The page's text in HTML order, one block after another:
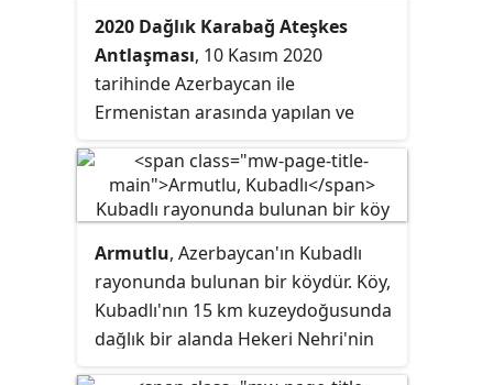
yer alan topraklardır. Günümüzde
eski Dağlık Karabağ Özerk
Oblastı'nın bir bölümünü içeren
Kelbecer rayonu dışında tüm
rayonlar, Azerbaycan Sovyet
Sosyalist Cumhuriyeti'nin eski
rayonlarıyla aynıdır.
2020 Dağlık Karabağ Ateşkes
Antlaşması, 10 Kasım 2020
tarihinde Azerbaycan ile
Ermenistan arasında yapılan ve
erdiren bir ateşkes antlaşmasıdır.
Antlaşma, Ermenistan'ın teslim
olduğunu duyurmasının ardından 9
Kasım'da Azerbaycan
cumhurbaşkanı İlham Aliyev,
Ermenistan başbakanı Nikol
Paşinyan ve Rusya Devlet Başkanı
Vladimir Putin tarafından imzalandı
Armutlu, Azerbaycan'ın Kubadlı
rayonunda bulunan bir köydür. Köy,
Kubadlı'nın 15 km kuzeydoğusunda
dağlık bir alanda Hekeri Nehri'nin